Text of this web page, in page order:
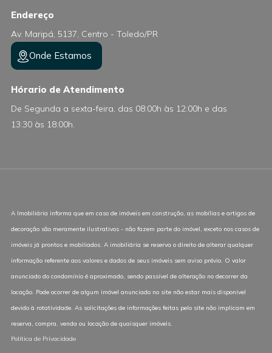
Endereço
Av. Maripá, 5137, Centro - Toledo/PR
Onde Estamos
Hórario de Atendimento
De Segunda a sexta-feira, das 08:00h às 12:00h e das
13:30 às 18:00h.
A Imobiliária informa que em caso de imóveis em construção, as mobílias e artigos de
decoração são meramente ilustrativos - não fazem parte do imóvel, exceto nos casos de
imóveis já prontos e mobiliados. A imobiliária se reserva o direito de alterar qualquer
informação referente aos valores e dados de seus imóveis sem aviso prévio. O valor
anunciado do condomínio é aproximado, sendo passível de alteração no decorrer da
locação. Pode ocorrer de algum imóvel anunciado no site não estar mais disponível
devido à rotatividade. As solicitações de informações feitas pelo site não implicam em
reserva, compra, venda ou locação de quaisquer imóveis.
Política de Privacidade